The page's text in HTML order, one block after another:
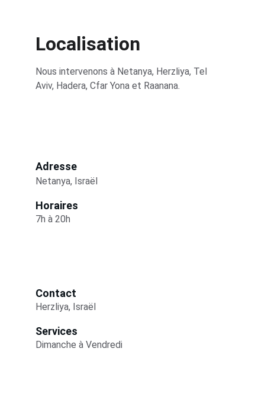
Localisation
Nous intervenons à Netanya, Herzliya, Tel
Aviv, Hadera, Cfar Yona et Raanana.
Adresse
Netanya, Israël
Horaires
Dimanche à Vendredi
Contact
Herzliya, Israël
Services
7h à 20h